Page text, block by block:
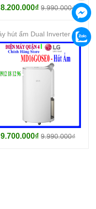
8.200.000₫9.990.000₫
Máy hút ẩm Dual Inverter LG MD16GQSE0 , Giá tốt nhất
9.700.000₫9.990.000₫